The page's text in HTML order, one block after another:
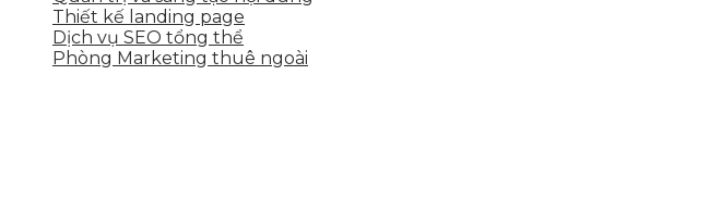
Thiết kế landing page
Dịch vụ SEO tổng thể
Phòng Marketing thuê ngoài